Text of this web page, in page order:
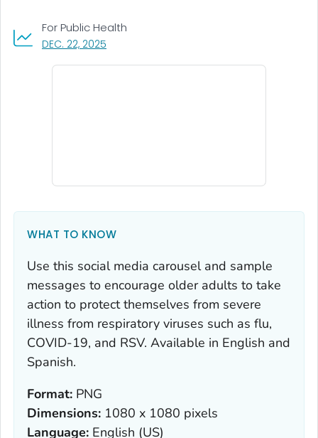
DEC. 22, 2025
For Public Health
WHAT TO KNOW
Use this social media carousel and sample
messages to encourage older adults to take
action to protect themselves from severe
illness from respiratory viruses such as flu,
COVID-19, and RSV. Available in English and
Spanish.
Format: PNG
Dimensions: 1080 x 1080 pixels
Language: English (US)